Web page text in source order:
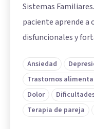
Sistemas
paciente aprende a
disfuncionales y
Ansiedad
Trastornos
Dolor
Terapia de pareja